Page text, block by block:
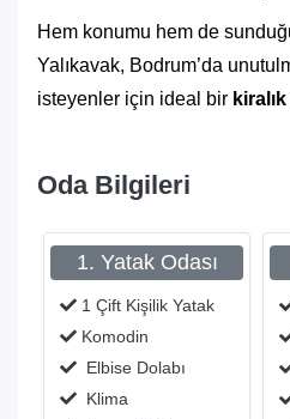
Hem konumu hem de
Yalıkavak, Bodrum’da
isteyenler için ideal bir
Oda Bilgileri
1. Yatak Odası
1 Çift Kişilik Yatak
Komodin
Elbise Dolabı
Klima